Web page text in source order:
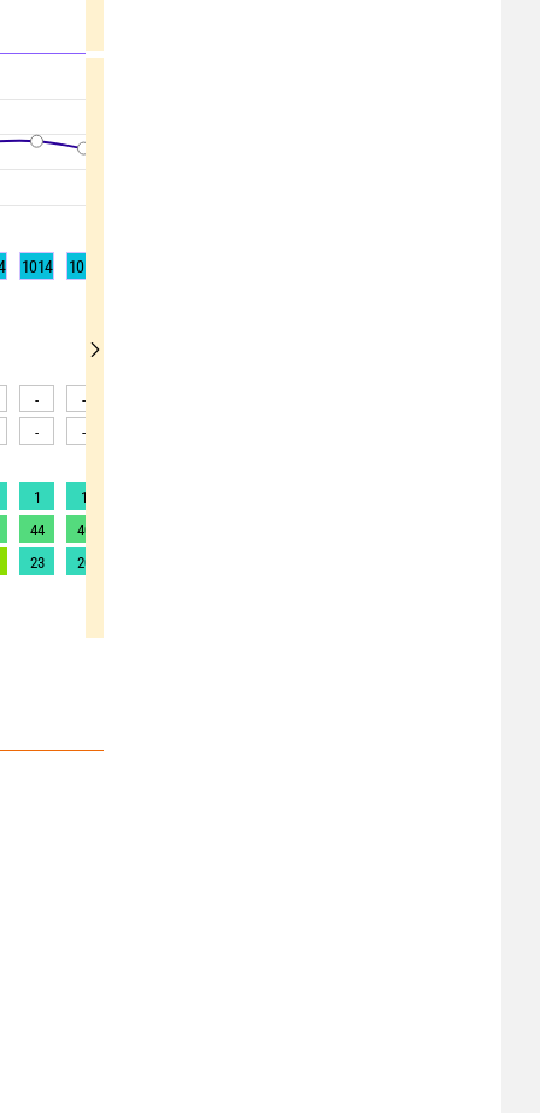
1014 1013
- -
- -
1 1
44 40
23 20